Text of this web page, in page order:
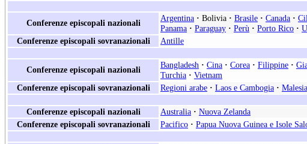
Conferenze episcopali nazionali
Argentina · Bolivia · Brasile · Canada ·
Panama · Paraguay · Perù · Porto Rico ·
Conferenze episcopali sovranazionali
Antille
Conferenze episcopali nazionali
Bangladesh · Cina · Corea · Filippine ·
Turchia · Vietnam
Conferenze episcopali sovranazionali
Regioni arabe · Laos e Cambogia ·
Conferenze episcopali nazionali
Australia · Nuova Zelanda
Conferenze episcopali sovranazionali
Pacifico · Papua Nuova Guinea e Isole